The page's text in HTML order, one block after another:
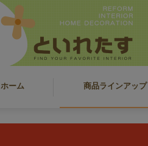
ホーム 商品ラインアップ